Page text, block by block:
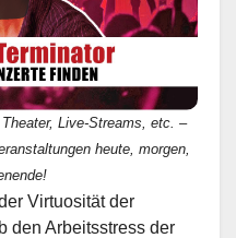
Live-Streams, etc. –
heute, morgen,
Virtuosität der
den Arbeitsstress der